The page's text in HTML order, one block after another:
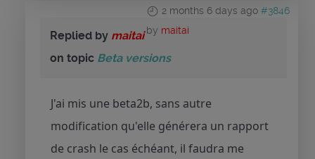
2 months 6 days ago #3846
by maitai
Replied by maitai
on topic Beta versions
J'ai mis une beta2b, sans autre
modification qu'elle générera un rapport
de crash le cas échéant, il faudra me